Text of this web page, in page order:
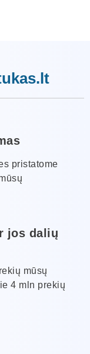
pristatome
jos dalių
mūsų
4 mln prekių